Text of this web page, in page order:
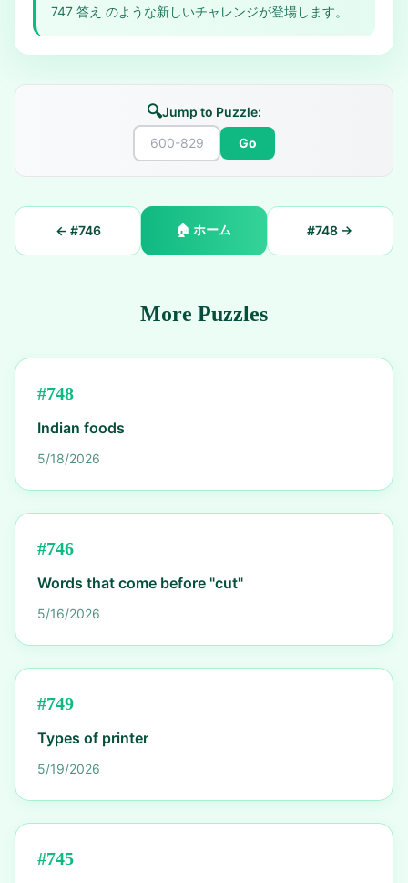
747 答え のような新しいチャレンジが登場します。
🔍Jump to Puzzle:
Go
← #746 🏠ホーム #748 →
More Puzzles
#748
Indian foods
5/18/2026
#746
Words that come before "cut"
5/16/2026
#749
Types of printer
5/19/2026
#745